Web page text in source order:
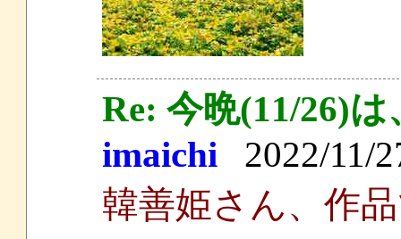
Re: 今晩(11/26)
imaichi 2022/11/
韓善姫さん、作